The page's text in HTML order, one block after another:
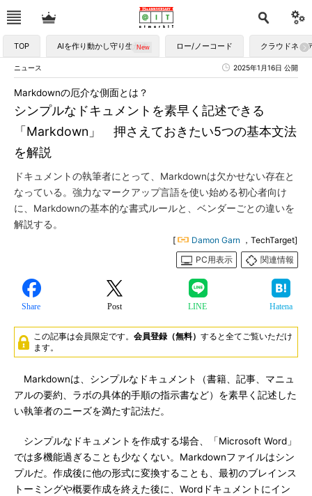
TOP AIを作り動かし守り生かす ロー/ノーコード クラウドネイ
ニュース 2025年1月16日 公開
シンプルなドキュメントを素早く記述できる
「Markdown」 押さえておきたい5つの基本文法
を解説
Markdownの厄介な側面とは？
ドキュメントの執筆者にとって、Markdownは欠かせない存在と
なっている。強力なマークアップ言語を使い始める初心者向け
に、Markdownの基本的な書式ルールと、ベンダーごとの違いを
解説する。
[ Damon Garn ，TechTarget]
PC用表示
関連情報
Share Post LINE Hatena
この記事は会員限定です。 会員登録（無料） すると全てご覧いただけ
ます。
Markdownは、シンプルなドキュメント（書籍、記事、マニュ
アルの要約、ラボの具体的手順の指示書など）を素早く記述した
い執筆者のニーズを満たす記法だ。
シンプルなドキュメントを作成する場合、「Microsoft Word」
では多機能過ぎることも少なくない。Markdownファイルはシン
プルだ。作成後に他の形式に変換することも、最初のブレインス
トーミングや概要作成を終えた後に、Wordドキュメントにイン